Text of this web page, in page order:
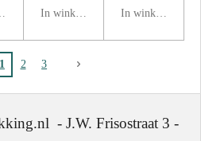
In winkelwagen In winkelwagen
1 2 3
- J.W. Frisostraat 3 -